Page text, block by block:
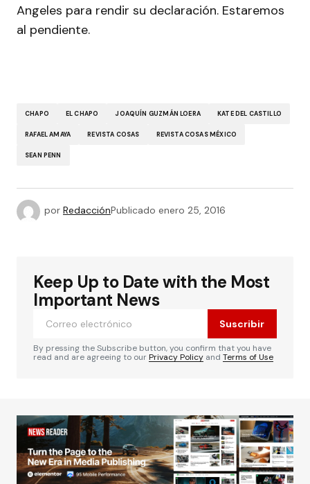
Angeles para rendir su declaración. Estaremos
al pendiente.
CHAPO EL CHAPO JOAQUÍN GUZMÁN LOERA KATE DEL CASTILLO
RAFAEL AMAYA REVISTA COSAS REVISTA COSAS MÉXICO
SEAN PENN
por RedacciónPublicado enero 25, 2016
Keep Up to Date with the Most
Important News
Suscribir
By pressing the Subscribe button, you confirm that you have
read and are agreeing to ourPrivacy Policy and Terms of Use